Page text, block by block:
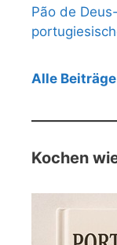
Pão de
Alle
Kochen